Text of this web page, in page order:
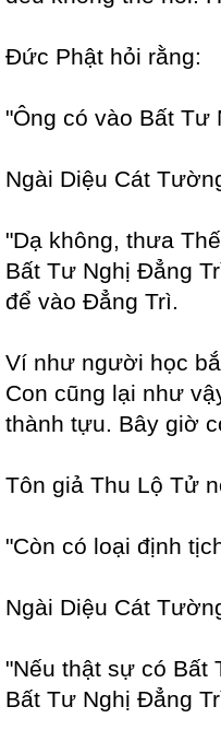
Đức Phật hỏi rằng:
"Ông có vào Bất Tư
Ngài Diệu Cát
"Dạ không, thưa
Bất Tư Nghị Đẳng
để vào Đẳng Trì.
Ví như người học
Con cũng lại như
thành tựu. Bây giờ
Tôn giả Thu Lộ Tử
"Còn có loại định
Ngài Diệu Cát
"Nếu thật sự có Bất
Bất Tư Nghị Đẳng